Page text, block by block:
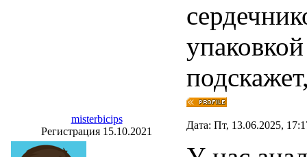
misterbicips
Регистрация 15.10.2021
Дата: Пт, 13.06.2025,